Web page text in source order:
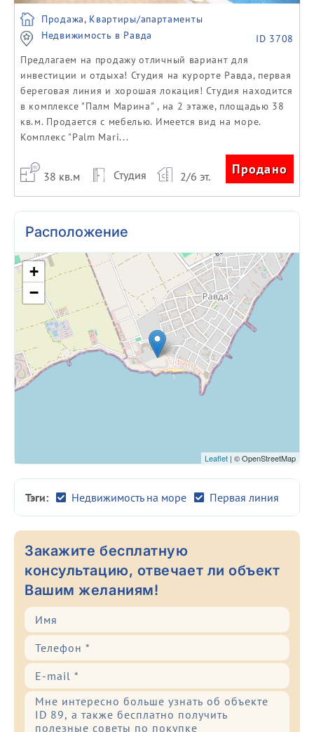
Продажа, Квартиры/апартаменты
Недвижимость в Равда
ID 3708
Предлагаем на продажу отличный вариант для
инвестиции и отдыха! Студия на курорте Равда, первая
береговая линия и хорошая локация! Студия находится
в комплексе "Палм Марина" , на 2 этаже, площадью 38
кв.м. Продается с мебелью. Имеется вид на море.
Комплекс "Palm Mari...
38 кв.м Студия 2/6 эт. Продано
Расположение
+
−
Leaflet | © OpenStreetMap
Тэги: Недвижимость на море Первая линия
Закажите бесплатную
консультацию, отвечает ли объект
Вашим желаниям!